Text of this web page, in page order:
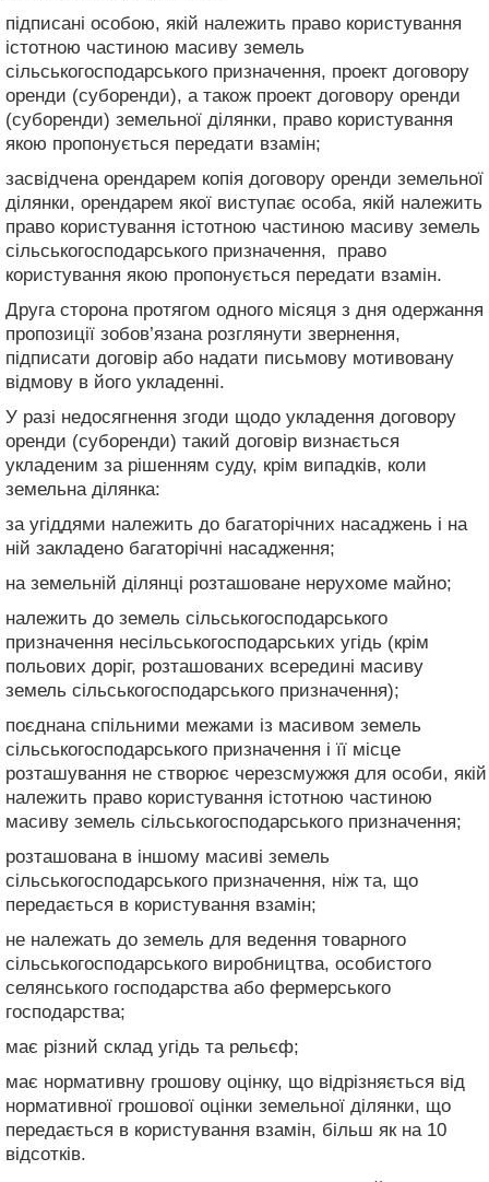
підписані особою, якій належить право користування
істотною частиною масиву земель
сільськогосподарського призначення, проект договору
оренди (суборенди), а також проект договору оренди
(суборенди) земельної ділянки, право користування
якою пропонується передати взамін;
засвідчена орендарем копія договору оренди земельної
ділянки, орендарем якої виступає особа, якій належить
право користування істотною частиною масиву земель
сільськогосподарського призначення, право
користування якою пропонується передати взамін.
Друга сторона протягом одного місяця з дня одержання
пропозиції зобов’язана розглянути звернення,
підписати договір або надати письмову мотивовану
відмову в його укладенні.
У разі недосягнення згоди щодо укладення договору
оренди (суборенди) такий договір визнається
укладеним за рішенням суду, крім випадків, коли
земельна ділянка:
за угіддями належить до багаторічних насаджень і на
ній закладено багаторічні насадження;
на земельній ділянці розташоване нерухоме майно;
належить до земель сільськогосподарського
призначення несільськогосподарських угідь (крім
польових доріг, розташованих всередині масиву
земель сільськогосподарського призначення);
поєднана спільними межами із масивом земель
сільськогосподарського призначення і її місце
розташування не створює черезсмужжя для особи, якій
належить право користування істотною частиною
масиву земель сільськогосподарського призначення;
розташована в іншому масиві земель
сільськогосподарського призначення, ніж та, що
передається в користування взамін;
не належать до земель для ведення товарного
сільськогосподарського виробництва, особистого
селянського господарства або фермерського
господарства;
має різний склад угідь та рельєф;
має нормативну грошову оцінку, що відрізняється від
нормативної грошової оцінки земельної ділянки, що
передається в користування взамін, більш як на 10
відсотків.